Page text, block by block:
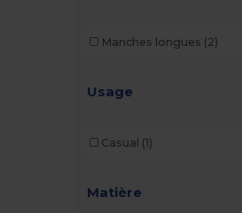
Manches longues (2)
Usage
Casual (1)
Matière